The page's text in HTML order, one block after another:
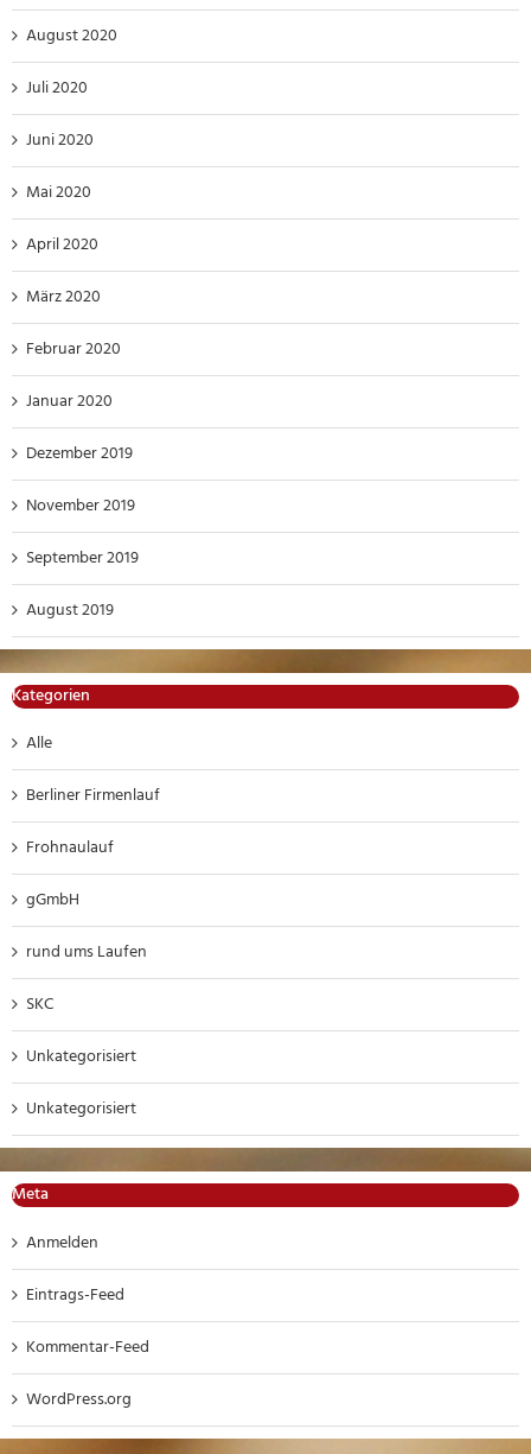
August 2020
Juli 2020
Juni 2020
Mai 2020
April 2020
März 2020
Februar 2020
Januar 2020
Dezember 2019
November 2019
September 2019
August 2019
Kategorien
Alle
Berliner Firmenlauf
Frohnaulauf
gGmbH
rund ums Laufen
SKC
Unkategorisiert
Unkategorisiert
Meta
Anmelden
Eintrags-Feed
Kommentar-Feed
WordPress.org